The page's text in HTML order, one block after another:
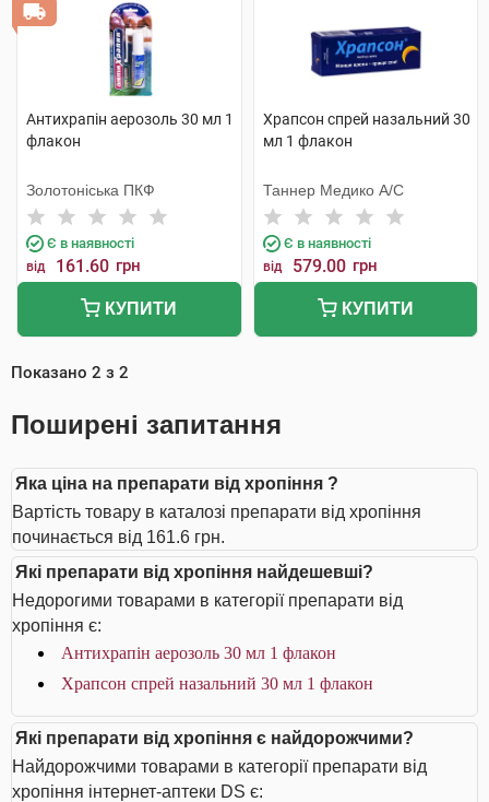
Антихрапін аерозоль 30 мл 1
флакон
Золотоніська ПКФ
Є в наявності
від 161.60 грн
КУПИТИ
Храпсон спрей назальний 30
мл 1 флакон
Таннер Медико А/С
Є в наявності
від 579.00 грн
КУПИТИ
Показано 2 з 2
Поширені запитання
Яка ціна на препарати від хропіння ?
Вартість товару в каталозі препарати від хропіння
починається від 161.6 грн.
Які препарати від хропіння найдешевші?
Недорогими товарами в категорії препарати від
хропіння є:
Антихрапін аерозоль 30 мл 1 флакон
Храпсон спрей назальний 30 мл 1 флакон
Які препарати від хропіння є найдорожчими?
Найдорожчими товарами в категорії препарати від
хропіння інтернет-аптеки DS є: